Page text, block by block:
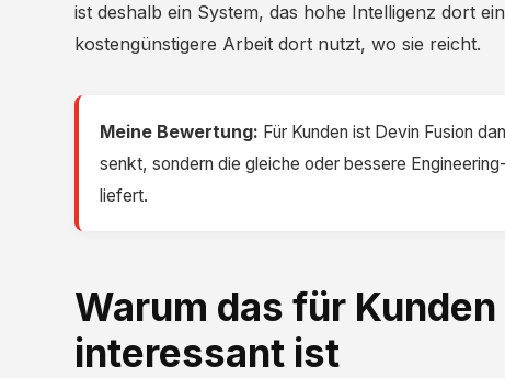
ist deshalb ein System, das hohe Intelligenz dort
kostengünstigere Arbeit dort nutzt, wo sie reicht.
Meine Bewertung: Für Kunden ist Devin Fusion
senkt, sondern die gleiche oder bessere
liefert.
Warum das für
interessant ist